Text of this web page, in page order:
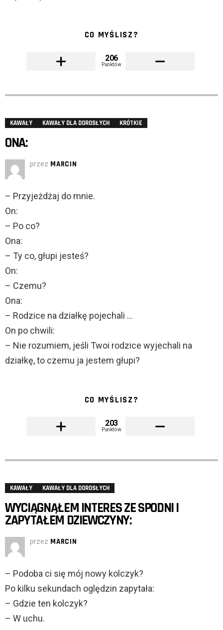
CO MYŚLISZ?
206
Punktów
KAWAŁY KAWAŁY DLA DOROSŁYCH KRÓTKIE
ONA:
przez MARCIN
– Przyjeżdżaj do mnie.
On:
– Po co?
Ona:
– Ty co, głupi jesteś?
On:
– Czemu?
Ona:
– Rodzice na działkę pojechali …
On po chwili:
– Nie rozumiem, jeśli Twoi rodzice wyjechali na
działkę, to czemu ja jestem głupi?
CO MYŚLISZ?
203
Punktów
KAWAŁY KAWAŁY DLA DOROSŁYCH
WYCIĄGNĄŁEM INTERES ZE SPODNI I
ZAPYTAŁEM DZIEWCZYNY:
przez MARCIN
– Podoba ci się mój nowy kolczyk?
Po kilku sekundach oględzin zapytała:
– Gdzie ten kolczyk?
– W uchu.